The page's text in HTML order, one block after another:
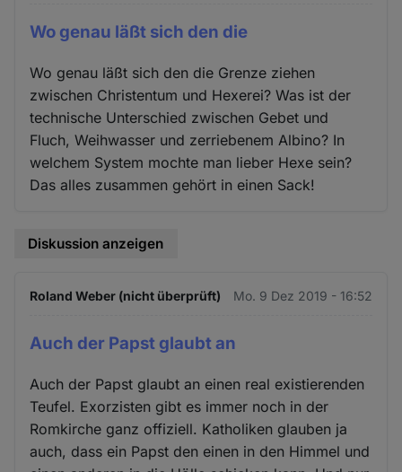
Wo genau läßt sich den die
Wo genau läßt sich den die Grenze ziehen
zwischen Christentum und Hexerei? Was ist der
technische Unterschied zwischen Gebet und
Fluch, Weihwasser und zerriebenem Albino? In
welchem System mochte man lieber Hexe sein?
Das alles zusammen gehört in einen Sack!
Diskussion anzeigen
Roland Weber (nicht überprüft) Mo. 9 Dez 2019 - 16:52
Auch der Papst glaubt an
Auch der Papst glaubt an einen real existierenden
Teufel. Exorzisten gibt es immer noch in der
Romkirche ganz offiziell. Katholiken glauben ja
auch, dass ein Papst den einen in den Himmel und